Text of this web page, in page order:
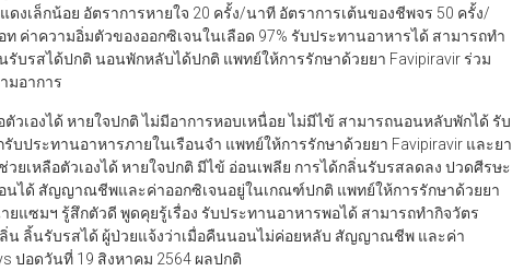
ดงเล็กน้อย อัตราการหายใจ 20 ครั้ง/นาที อัตราการเต้นของชีพจร 50 ครั้ง/
ค่าความอิ่มตัวของออกซิเจนในเลือด 97% รับประทานอาหารได้ สามารถทำ
รับรสได้ปกติ นอนพักหลับได้ปกติ แพทย์ให้การรักษาด้วยยา Favipiravir ร่วม
มอาการ
เองได้ หายใจปกติ ไม่มีอาการหอบเหนื่อย ไม่มีไข้ สามารถนอนหลับพักได้ รับ
บประทานอาหารภายในเรือนจำ แพทย์ให้การรักษาด้วยยา Favipiravir และยา
ยเหลือตัวเองได้ หายใจปกติ มีไข้ อ่อนเพลีย การได้กลิ่นรับรสลดลง ปวดศีรษะ
นได้ สัญญาณชีพและค่าออกซิเจนอยู่ในเกณฑ์ปกติ แพทย์ให้การรักษาด้วยยา
ยแซมฯ รู้สึกตัวดี พูดคุยรู้เรื่อง รับประทานอาหารพอได้ สามารถทำกิจวัตร
ลิ่น ลิ้นรับรสได้ ผู้ป่วยแจ้งว่าเมื่อคืนนอนไม่ค่อยหลับ สัญญาณชีพ และค่า
ปอดวันที่ 19 สิงหาคม 2564 ผลปกติ